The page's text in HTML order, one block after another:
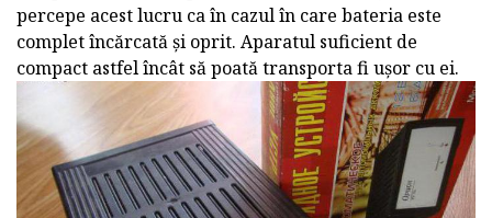
percepe acest lucru ca în cazul în care bateria este
complet încărcată și oprit. Aparatul suficient de
compact astfel încât să poată transporta fi ușor cu ei.